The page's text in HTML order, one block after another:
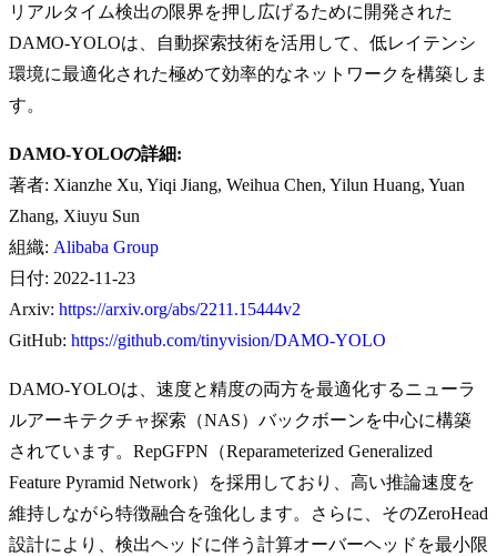
リアルタイム検出の限界を押し広げるために開発された
DAMO-YOLOは、自動探索技術を活用して、低レイテンシ
環境に最適化された極めて効率的なネットワークを構築しま
す。
DAMO-YOLOの詳細:
著者: Xianzhe Xu, Yiqi Jiang, Weihua Chen, Yilun Huang, Yuan
Zhang, Xiuyu Sun
組織: Alibaba Group
日付: 2022-11-23
Arxiv: https://arxiv.org/abs/2211.15444v2
GitHub: https://github.com/tinyvision/DAMO-YOLO
DAMO-YOLOは、速度と精度の両方を最適化するニューラ
ルアーキテクチャ探索（NAS）バックボーンを中心に構築
されています。RepGFPN（Reparameterized Generalized
Feature Pyramid Network）を採用しており、高い推論速度を
維持しながら特徴融合を強化します。さらに、そのZeroHead
設計により、検出ヘッドに伴う計算オーバーヘッドを最小限